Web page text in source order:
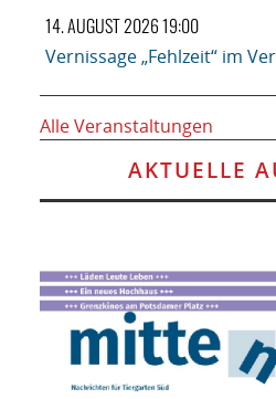
14. AUGUST 2026 19:00
Vernissage „Fehlzeit“ im
Alle Veranstaltungen
AKTUELLE